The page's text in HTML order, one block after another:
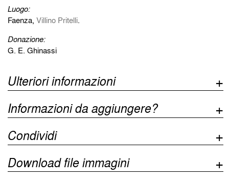
Luogo:
Faenza,Villino Pritelli.
Donazione:
G. E. Ghinassi
Ulteriori informazioni
Informazioni da aggiungere?
Condividi
Download file immagini